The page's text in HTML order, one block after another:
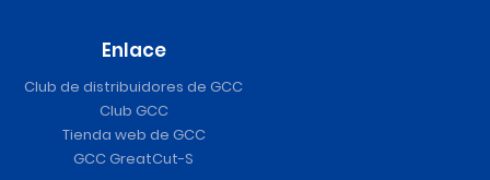
Enlace
Club de distribuidores de GCC
Club GCC
Tienda web de GCC
GCC GreatCut-S